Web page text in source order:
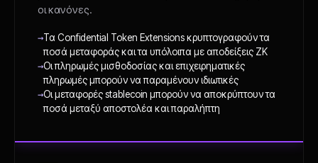
οι κανόνες.
→Τα Confidential Token Extensions κρυπτογραφούν τα
ποσά μεταφοράς και τα υπόλοιπα με αποδείξεις ZK
→Οι πληρωμές μισθοδοσίας και επιχειρηματικές
πληρωμές μπορούν να παραμένουν ιδιωτικές
→Οι μεταφορές stablecoin μπορούν να αποκρύπτουν τα
ποσά μεταξύ αποστολέα και παραλήπτη